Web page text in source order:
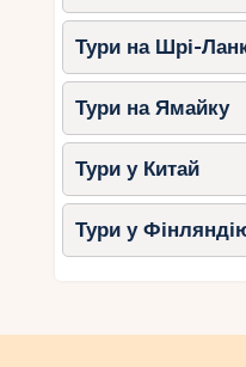
Термальні та
Туреччина відома
та термальними
оздоровлення:
Памуккале
мінеральною
Тури на Шрі-
Тури на Ямайку
Тури у Китай
Тури у